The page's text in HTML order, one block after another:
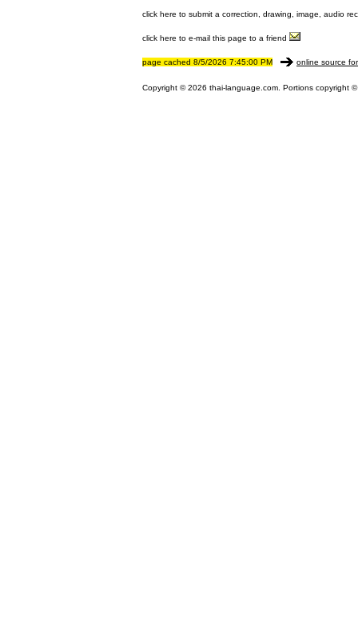
click here to submit a correction, drawing, image, audio
click here to e-mail this page to a friend
page cached 8/5/2026 7:45:00 PM online source
Copyright © 2026 thai-language.com. Portions copyright